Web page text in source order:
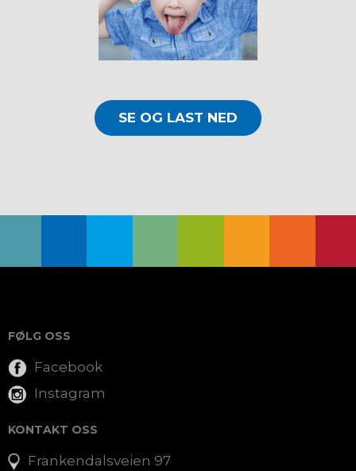
SE OG LAST NED
FØLG OSS
Facebook
Instagram
KONTAKT OSS
Frankendalsveien 97